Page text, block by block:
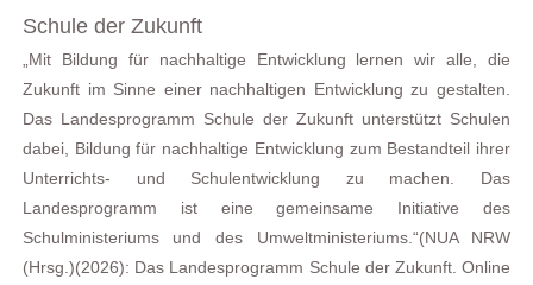
Schule der Zukunft
„Mit Bildung für nachhaltige Entwicklung lernen wir alle, die
Zukunft im Sinne einer nachhaltigen Entwicklung zu gestalten.
Das Landesprogramm Schule der Zukunft unterstützt Schulen
dabei, Bildung für nachhaltige Entwicklung zum Bestandteil ihrer
Unterrichts- und Schulentwicklung zu machen. Das
Landesprogramm ist eine gemeinsame Initiative des
Schulministeriums und des Umweltministeriums.“(NUA NRW
(Hrsg.)(2026): Das Landesprogramm Schule der Zukunft. Online